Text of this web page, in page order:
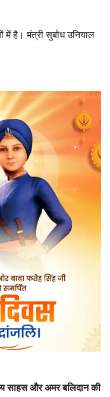
में है। मंत्री सुबोध उनियाल
साहस और अमर बलिदान की